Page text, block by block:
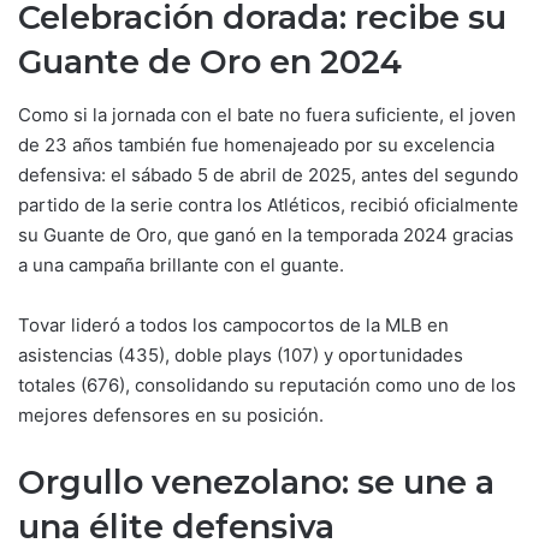
Celebración dorada: recibe su
Guante de Oro en 2024
Como si la jornada con el bate no fuera suficiente, el joven
de 23 años también fue homenajeado por su excelencia
defensiva: el sábado 5 de abril de 2025, antes del segundo
partido de la serie contra los Atléticos, recibió oficialmente
su Guante de Oro, que ganó en la temporada 2024 gracias
a una campaña brillante con el guante.
Tovar lideró a todos los campocortos de la MLB en
asistencias (435), doble plays (107) y oportunidades
totales (676), consolidando su reputación como uno de los
mejores defensores en su posición.
Orgullo venezolano: se une a
una élite defensiva